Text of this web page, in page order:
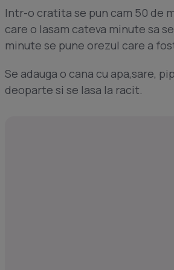
Intr-o cratita se pun cam 50 de
care o lasam cateva minute sa
minute se pune orezul care a
Se adauga o cana cu apa,sare,
deoparte si se lasa la racit.